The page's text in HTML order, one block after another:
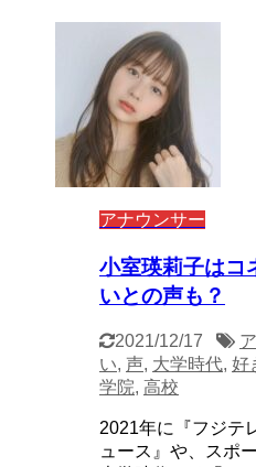
アナウンサー
小室瑛莉子はコ
いとの声も？
2021/12/17
い, 声, 大学時代, 好
学院, 高校
2021年に『フジテ
ュース』や、スポ